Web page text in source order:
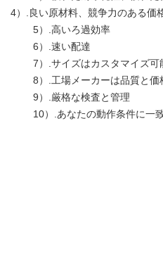
4）.良い原材料、競争力のある価
5）.高いろ過効率
6）.速い配達
7）.サイズはカスタマイズ可
8）.工場メーカーは品質と
9）.厳格な検査と管理
10）.あなたの動作条件に一